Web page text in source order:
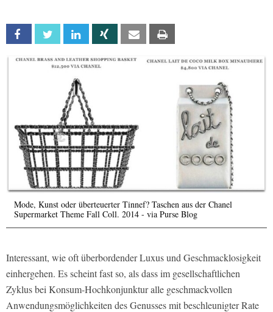
Facebook Twitter Linkedin Xing Email
Mode, Kunst oder überteuerter Tinnef? Taschen aus der Chanel
Supermarket Theme Fall Coll. 2014 - via Purse Blog
Interessant, wie oft überbordender Luxus und Geschmacklosigkeit
einhergehen. Es scheint fast so, als dass im gesellschaftlichen
Zyklus bei Konsum-Hochkonjunktur alle geschmackvollen
Anwendungsmöglichkeiten des Genusses mit beschleunigter Rate